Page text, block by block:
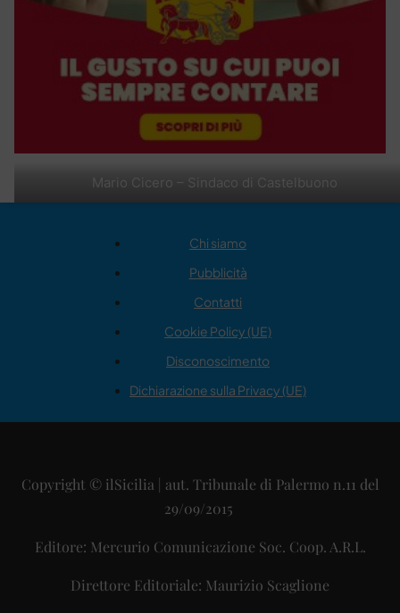
Mario Cicero – Sindaco di Castelbuono
Chi siamo
Pubblicità
Contatti
Cookie Policy (UE)
Disconoscimento
Dichiarazione sulla Privacy (UE)
Copyright © ilSicilia | aut. Tribunale di Palermo n.11 del
29/09/2015
Editore: Mercurio Comunicazione Soc. Coop. A.R.L.
Direttore Editoriale: Maurizio Scaglione